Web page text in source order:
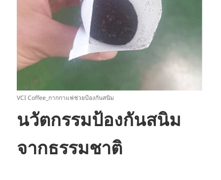
VCI Coffee_กากกาแฟช่วยป้องกันสนิม
นวัตกรรมป้องกันสนิม
จากธรรมชาติ